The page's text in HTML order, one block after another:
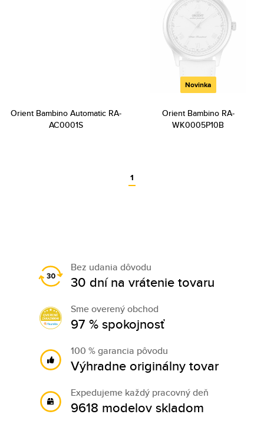
Orient Bambino Automatic RA-
AC0001S
Novinka
Orient Bambino RA-
WK0005P10B
1
Bez udania dôvodu
30 dní na vrátenie tovaru
Sme overený obchod
97 % spokojnosť
100 % garancia pôvodu
Výhradne originálny tovar
Expedujeme každý pracovný deň
9618 modelov skladom